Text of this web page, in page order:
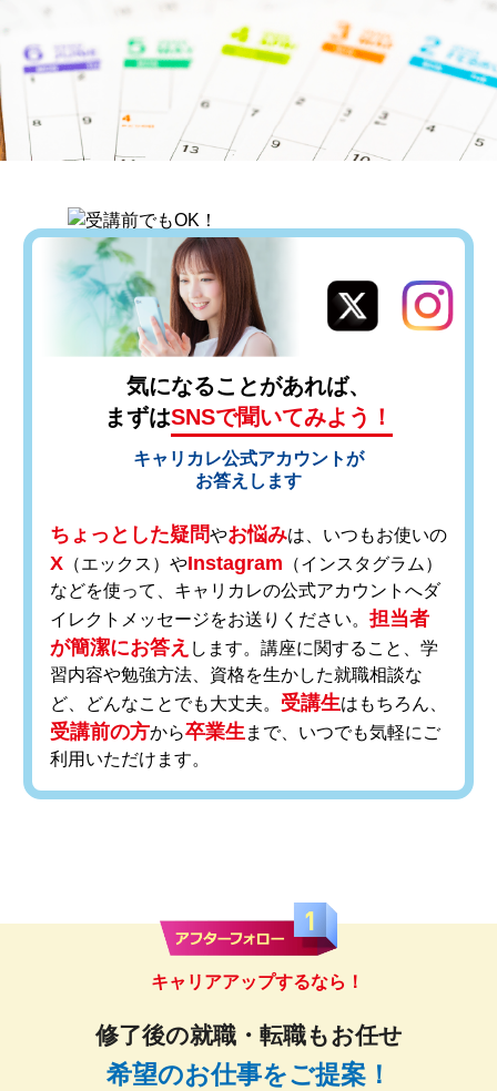
気になることがあれば、
まずはSNSで聞いてみよう！
キャリカレ公式アカウントが
お答えします
ちょっとした疑問やお悩みは、いつもお使いの
X （エックス）やInstagram （インスタグラム）
などを使って、キャリカレの公式アカウントへダ
イレクトメッセージをお送りください。 担当者
が簡潔にお答え します。講座に関すること、学
習内容や勉強方法、資格を生かした就職相談な
ど、どんなことでも大丈夫。 受講生はもちろん、
受講前の方から卒業生まで、いつでも気軽にご
利用いただけます。
キャリアアップするなら！
修了後の就職・転職もお任せ
希望のお仕事をご提案！